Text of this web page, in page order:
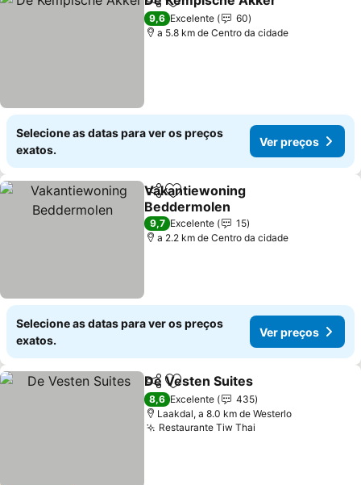
PartilharAdicionar aos favoritos
9,6 Excelente
60
a 5.8 km de Centro da cidade
Selecione as datas para ver os preços
exatos.
Ver preços
PartilharAdicionar aos favoritos
Vakantiewoning
Beddermolen
9,7 Excelente
15
a 2.2 km de Centro da cidade
Selecione as datas para ver os preços
exatos.
Ver preços
PartilharAdicionar aos favoritos
De Vesten Suites
8,6 Excelente
435
Laakdal, a 8.0 km de Westerlo
Restaurante Tiw Thai